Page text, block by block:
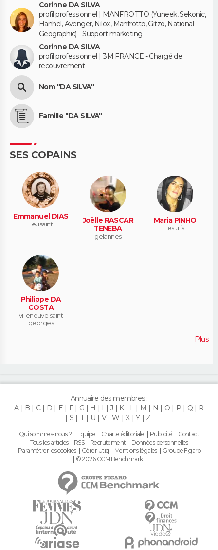
Corinne DA SILVA
profil professionnel | MANFROTTO (Yuneek, Sekonic,
Hänhel, Avenger, Nilox, Manfrotto, Gitzo, National
Geographic) - Support marketing
Corinne DA SILVA
profil professionnel | 3M FRANCE - Chargé de
recouvrement
Nom "DA SILVA"
Famille "DA SILVA"
SES COPAINS
Emmanuel DIAS
lieusaint
Joëlle RASCAR
TENEBA
gelannes
Maria PINHO
les ulis
Philippe DA
COSTA
villeneuve saint
georges
Plus
Annuaire des membres :
A
B C D E F G H I J K L M N O P Q
R
S
T U V W X Y Z
Qui sommes-nous ? Equipe Charte éditoriale Publicité
Contact
Tous les articles
RSS Recrutement
Données personnelles
Paramétrer les cookies
Gérer Utiq Mentions légales
Groupe Figaro
© 2026 CCM Benchmark